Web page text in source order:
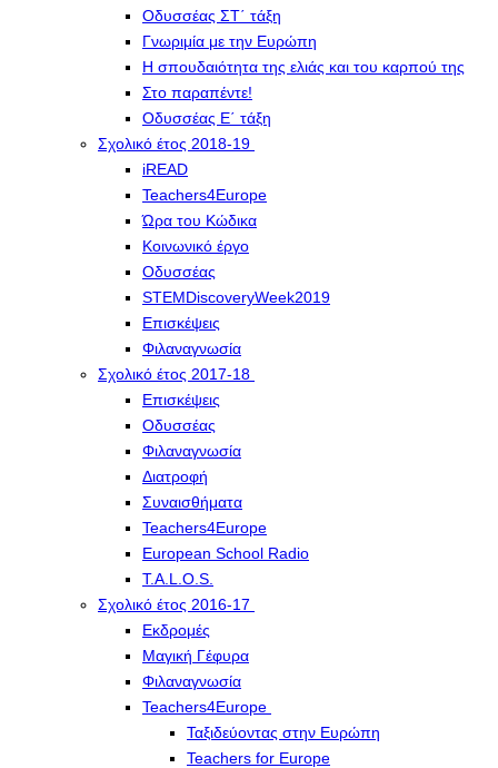
Οδυσσέας ΣΤ΄ τάξη
Γνωριμία με την Ευρώπη
Η σπουδαιότητα της ελιάς και του καρπού της
Στο παραπέντε!
Οδυσσέας Ε΄ τάξη
Σχολικό έτος 2018-19
iREAD
Teachers4Europe
Ώρα του Κώδικα
Κοινωνικό έργο
Οδυσσέας
STEMDiscoveryWeek2019
Επισκέψεις
Φιλαναγνωσία
Σχολικό έτος 2017-18
Επισκέψεις
Οδυσσέας
Φιλαναγνωσία
Διατροφή
Συναισθήματα
Teachers4Europe
European School Radio
T.A.L.O.S.
Σχολικό έτος 2016-17
Εκδρομές
Μαγική Γέφυρα
Φιλαναγνωσία
Teachers4Europe
Ταξιδεύοντας στην Ευρώπη
Teachers for Europe